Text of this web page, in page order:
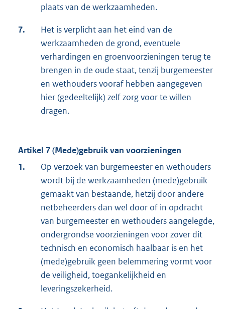
plaats van de werkzaamheden.
7.
Het is verplicht aan het eind van de
werkzaamheden de grond, eventuele
verhardingen en groenvoorzieningen terug te
brengen in de oude staat, tenzij burgemeester
en wethouders vooraf hebben aangegeven
hier (gedeeltelijk) zelf zorg voor te willen
dragen.
Artikel 7 (Mede)gebruik van voorzieningen
1.
Op verzoek van burgemeester en wethouders
wordt bij de werkzaamheden (mede)gebruik
gemaakt van bestaande, hetzij door andere
netbeheerders dan wel door of in opdracht
van burgemeester en wethouders aangelegde,
ondergrondse voorzieningen voor zover dit
technisch en economisch haalbaar is en het
(mede)gebruik geen belemmering vormt voor
de veiligheid, toegankelijkheid en
leveringszekerheid.